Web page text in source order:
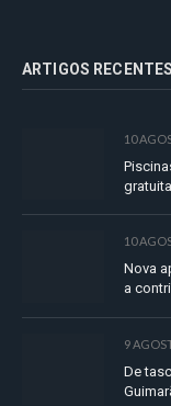
ARTIGOS RECENTES
10
10
Nova
a
9
De